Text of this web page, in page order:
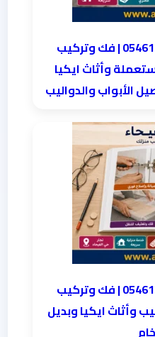
نجار الحمراء بمكة 0546138860⁩ | فك وتركيب
وأثاث ايكيا
الأبواب والدواليب
نجار الفيحاء بمكة 0546138860⁩ | فك وتركيب
وأثاث ايكيا وبديل